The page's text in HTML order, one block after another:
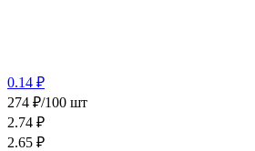
0.14 ₽
274 ₽/100 шт
2.74 ₽
2.65 ₽